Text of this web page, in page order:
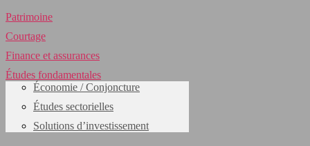
Patrimoine
Courtage
Finance et assurances
Études fondamentales
Économie / Conjoncture
Études sectorielles
Solutions d’investissement